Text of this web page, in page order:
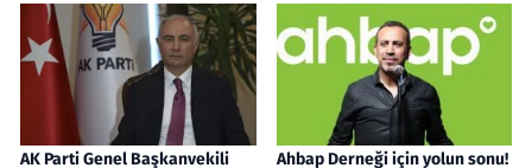
AK Parti Genel Başkanvekili
Ahbap Derneği için yolun sonu!